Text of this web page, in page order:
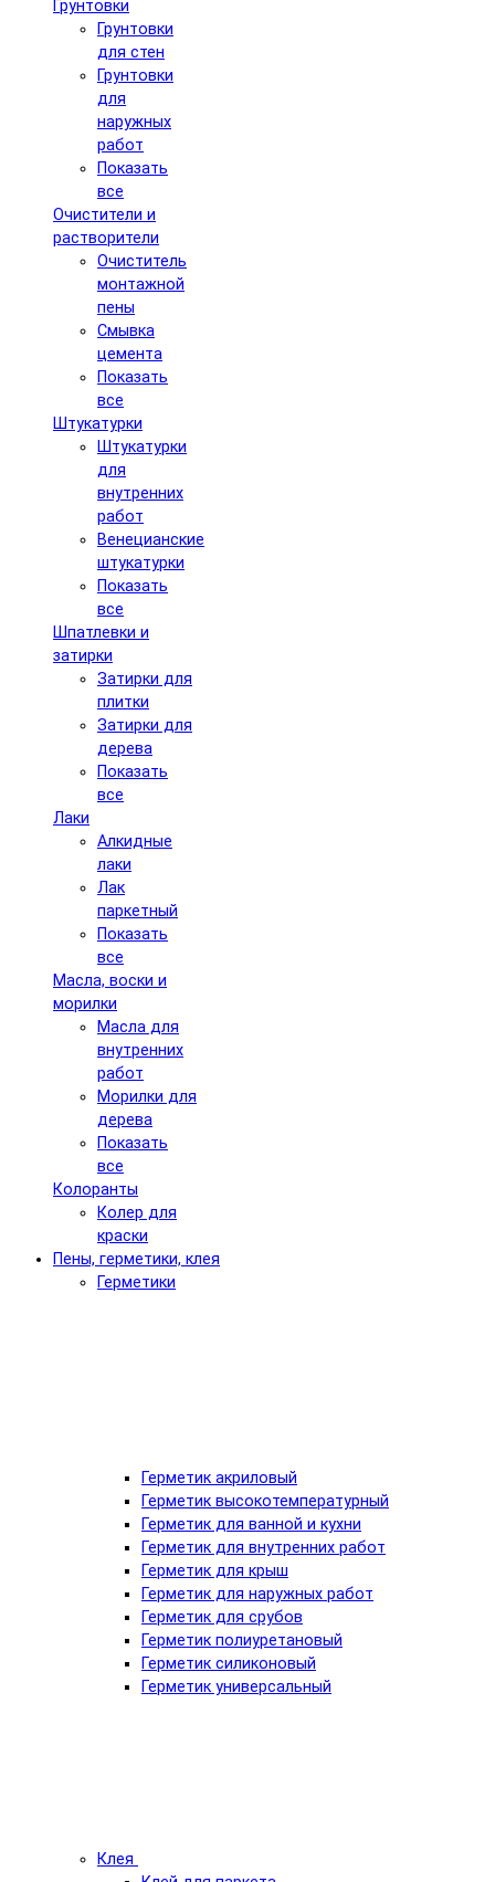
Грунтовки
Грунтовки
для стен
Грунтовки
для
наружных
работ
Показать
все
Очистители и
растворители
Очиститель
монтажной
пены
Смывка
цемента
Показать
все
Штукатурки
Штукатурки
для
внутренних
работ
Венецианские
штукатурки
Показать
все
Шпатлевки и
затирки
Затирки для
плитки
Затирки для
дерева
Показать
все
Лаки
Алкидные
лаки
Лак
паркетный
Показать
все
Масла, воски и
морилки
Масла для
внутренних
работ
Морилки для
дерева
Показать
все
Колоранты
Колер для
краски
Пены, герметики, клея
Герметики
Герметик акриловый
Герметик высокотемпературный
Герметик для ванной и кухни
Герметик для внутренних работ
Герметик для крыш
Герметик для наружных работ
Герметик для срубов
Герметик полиуретановый
Герметик силиконовый
Герметик универсальный
Клея